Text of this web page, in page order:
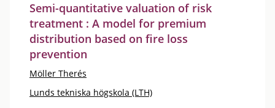
Semi-quantitative valuation of risk
treatment : A model for premium
distribution based on fire loss
prevention
Möller Therés
Lunds tekniska högskola (LTH)